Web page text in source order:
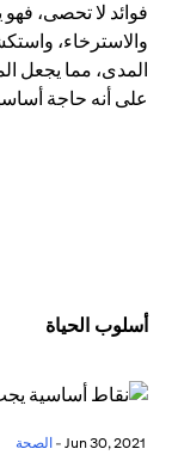
فوائد لا تحصى، فهو
والاسترخاء،
المدى، مما يجعل
على أنه حاجة
أسلوب الحياة
الصحة